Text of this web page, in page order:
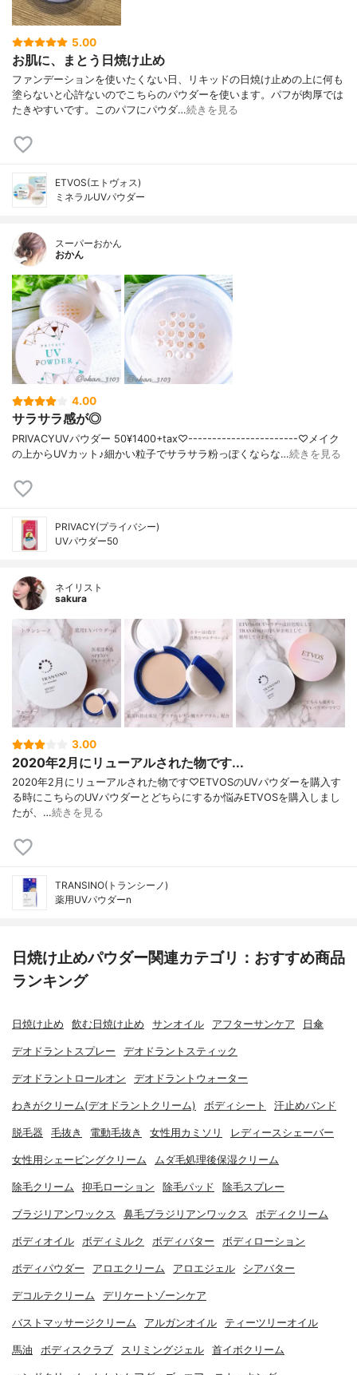
5.00
お肌に、まとう日焼け止め
ファンデーションを使いたくない日、リキッドの日焼け止めの上に何も
塗らないと心許ないのでこちらのパウダーを使います。パフが肉厚では
たきやすいです。このパフにパウダ…続きを見る
ETVOS(エトヴォス)
ミネラルUVパウダー
スーパーおかん
おかん
4.00
サラサラ感が◎
PRIVACYUVパウダー 50¥1400+tax♡-----------------------♡メイク
の上からUVカット♪細かい粒子でサラサラ粉っぽくならな…続きを見る
PRIVACY(プライバシー)
UVパウダー50
ネイリスト
sakura
3.00
2020年2月にリューアルされた物です...
2020年2月にリューアルされた物です♡ETVOSのUVパウダーを購入す
る時にこちらのUVパウダーとどちらにするか悩みETVOSを購入しまし
たが、…続きを見る
TRANSINO(トランシーノ)
薬用UVパウダーn
日焼け止めパウダー関連カテゴリ：おすすめ商品
ランキング
日焼け止め 飲む日焼け止め サンオイル アフターサンケア 日傘
デオドラントスプレー デオドラントスティック
デオドラントロールオン デオドラントウォーター
わきがクリーム(デオドラントクリーム) ボディシート 汗止めバンド
脱毛器 毛抜き 電動毛抜き 女性用カミソリ レディースシェーバー
女性用シェービングクリーム ムダ毛処理後保湿クリーム
除毛クリーム 抑毛ローション 除毛パッド 除毛スプレー
ブラジリアンワックス 鼻毛ブラジリアンワックス ボディクリーム
ボディオイル ボディミルク ボディバター ボディローション
ボディパウダー アロエクリーム アロエジェル シアバター
デコルテクリーム デリケートゾーンケア
バストマッサージクリーム アルガンオイル ティーツリーオイル
馬油 ボディスクラブ スリミングジェル 首イボクリーム